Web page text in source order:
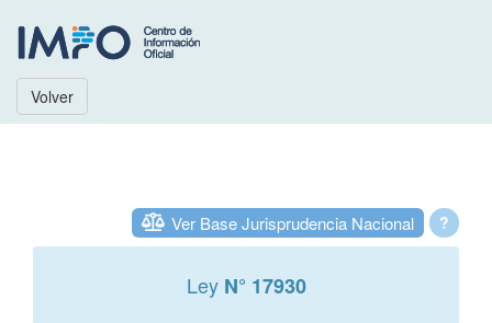
Volver
?
Ver Base Jurisprudencia Nacional
Ley N° 17930